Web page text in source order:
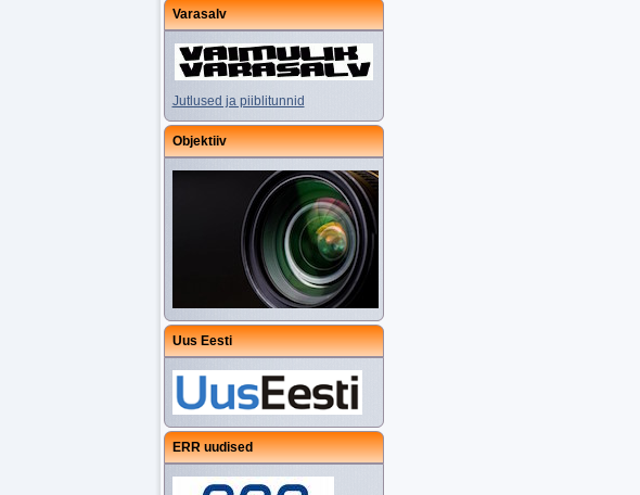
Varasalv
Jutlused ja piiblitunnid
Objektiiv
Uus Eesti
ERR uudised